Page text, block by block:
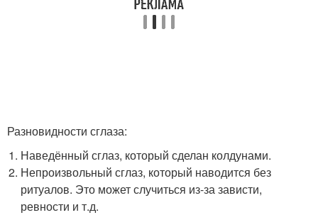
Разновидности сглаза:
Наведённый сглаз, который сделан колдунами.
Непроизвольный сглаз, который наводится без
ритуалов. Это может случиться из-за зависти,
ревности и т.д.